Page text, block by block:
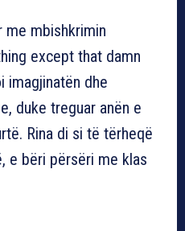
me mbishkrimin
except that damn
imagjinatën dhe
duke treguar anën e
Rina di si të tërheqë
e bëri përsëri me klas